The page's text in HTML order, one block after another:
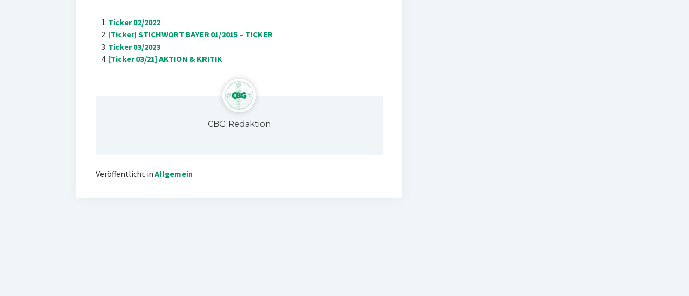
Ticker 02/2022
[Ticker] STICHWORT BAYER 01/2015 – TICKER
Ticker 03/2023
[Ticker 03/21] AKTION & KRITIK
CBG Redaktion
Veröffentlicht in Allgemein